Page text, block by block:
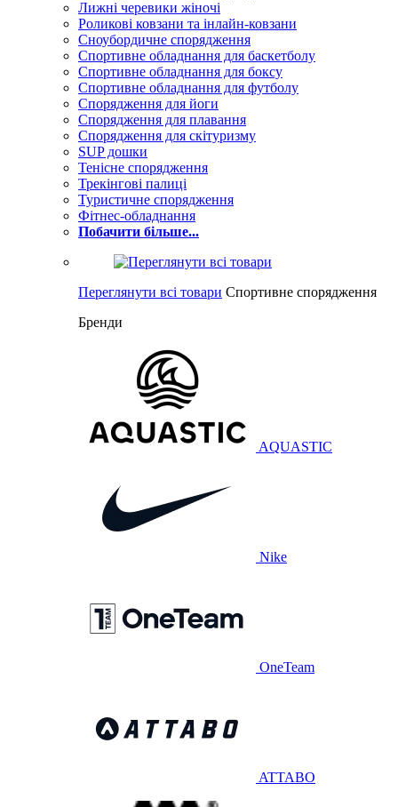
Лижні черевики жіночі
Роликові ковзани та інлайн-ковзани
Сноубордичне спорядження
Спортивне обладнання для баскетболу
Спортивне обладнання для боксу
Спортивне обладнання для футболу
Спорядження для йоги
Спорядження для плавання
Спорядження для скітуризму
SUP дошки
Тенісне спорядження
Трекінгові палиці
Туристичне спорядження
Фітнес-обладнання
Побачити більше...
Переглянути всі товари Спортивне спорядження
Бренди
AQUASTIC
Nike
OneTeam
ATTABO